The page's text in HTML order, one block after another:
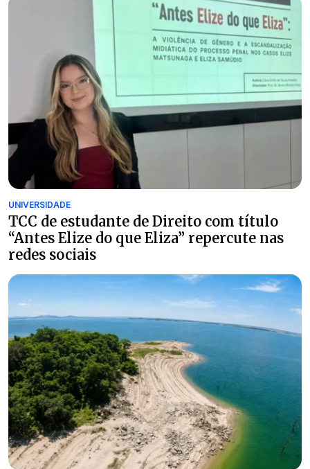
UNIVERSIDADE
TCC de estudante de Direito com título
“Antes Elize do que Eliza” repercute nas
redes sociais